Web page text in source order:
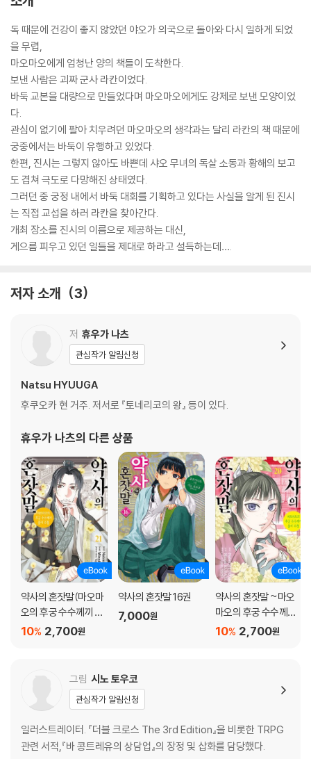
독 때문에 건강이 좋지 않았던 야오가 의국으로 돌아와 다시 일하게 되었
을 무렵,
마오마오에게 엄청난 양의 책들이 도착한다.
보낸 사람은 괴짜 군사 라칸이었다.
바둑 교본을 대량으로 만들었다며 마오마오에게도 강제로 보낸 모양이었
다.
관심이 없기에 팔아 치우려던 마오마오의 생각과는 달리 라칸의 책 때문에
궁중에서는 바둑이 유행하고 있었다.
한편, 진시는 그렇지 않아도 바쁜데 샤오 무녀의 독살 소동과 황해의 보고
도 겹쳐 극도로 다망해진 상태였다.
그러던 중 궁정 내에서 바둑 대회를 기획하고 있다는 사실을 알게 된 진시
는 직접 교섭을 하러 라칸을 찾아간다.
개최 장소를 진시의 이름으로 제공하는 대신,
게으름 피우고 있던 일들을 제대로 하라고 설득하는데….
저자 소개 3
저 휴우가 나츠
관심작가 알림신청
Natsu HYUUGA
후쿠오카 현 거주. 저서로 『토네리코의 왕』 등이 있다.
휴우가 나츠의 다른 상품
약사의 혼잣말(마오마
오의 후궁 수수께끼 풀
이수첩) 21권
2,700원
10%
약사의 혼잣말 16권
7,000원
약사의 혼잣말 ~마오
마오의 후궁 수수께끼
풀이수첩~ 20권
2,700원
10%
그림 시노 토우코
관심작가 알림신청
일러스트레이터. 『더블 크로스 The 3rd Edition』을 비롯한 TRPG
관련 서적,『바 콩트레유의 상담업』의 장정 및 삽화를 담당했다.